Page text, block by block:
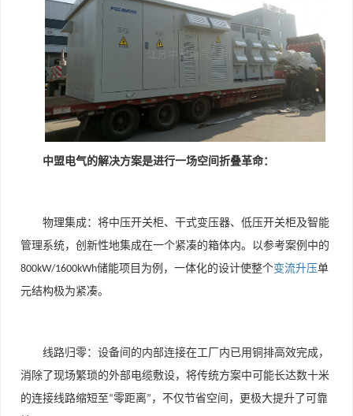
中盟电气的解决方案是进行一场空间折叠革命：
物理集成：将中压开关柜、干式变压器、低压开关柜及智能
管理系统，创新性地集成在一个紧凑的箱体内。以参考案例中的
800kW/1600kWh储能项目为例，一体化的设计使整个变流升压单
元结构极为紧凑。
线路归零：设备间的内部连接在工厂内已用铜排高效完成，
消除了现场繁琐的外部电缆敷设，将传统方案中可能长达数十米
的连接线路缩短至“零距离” ，不仅节省空间，更极大提升了可靠